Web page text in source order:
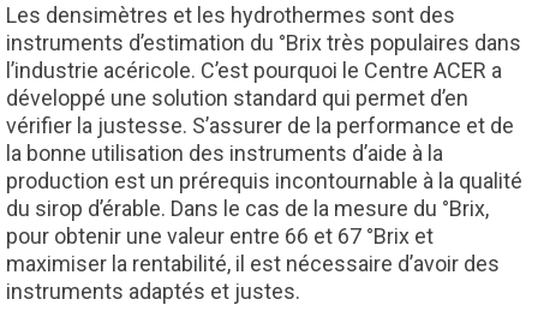
Les densimètres et les hydrothermes sont des
instruments d’estimation du °Brix très populaires dans
l’industrie acéricole. C’est pourquoi le Centre ACER a
développé une solution standard qui permet d’en
vérifier la justesse. S’assurer de la performance et de
la bonne utilisation des instruments d’aide à la
production est un prérequis incontournable à la qualité
du sirop d’érable. Dans le cas de la mesure du °Brix,
pour obtenir une valeur entre 66 et 67 °Brix et
maximiser la rentabilité, il est nécessaire d’avoir des
instruments adaptés et justes.